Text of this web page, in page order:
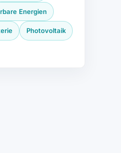
Energien
Photovoltaik